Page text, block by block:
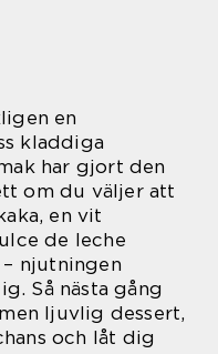
en
kladdiga
har gjort den
om du väljer att
en vit
de leche
– njutningen
Så nästa gång
ljuvlig dessert,
och låt dig